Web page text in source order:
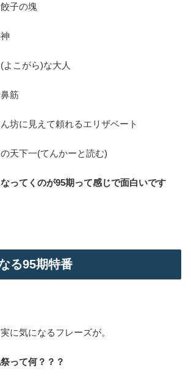
子の塊
こがら)な大人
筋
坊に見えて頼れるエリザベート
天下一(てんかーと読む)
ってくのが95期って感じで面白いです
る95期特番
に気になるフレーズが。
って何？？？